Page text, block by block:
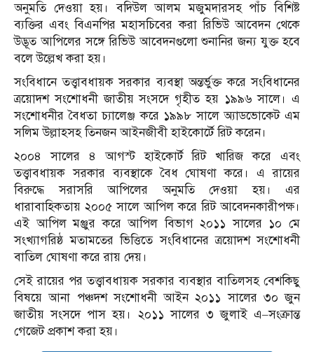
অনুমতি দেওয়া হয়। বদিউল আলম মজুমদারসহ পাঁচ বিশিষ্ট
ব্যক্তির এবং বিএনপির মহাসচিবের করা রিভিউ আবেদন থেকে
উদ্ভূত আপিলের সঙ্গে রিভিউ আবেদনগুলো শুনানির জন্য যুক্ত হবে
বলে উল্লেখ করা হয়।
সংবিধানে তত্ত্বাবধায়ক সরকার ব্যবস্থা অন্তর্ভুক্ত করে সংবিধানের
ত্রয়োদশ সংশোধনী জাতীয় সংসদে গৃহীত হয় ১৯৯৬ সালে। এ
সংশোধনীর বৈধতা চ্যালেঞ্জ করে ১৯৯৮ সালে অ্যাডভোকেট এম
সলিম উল্লাহসহ তিনজন আইনজীবী হাইকোর্টে রিট করেন।
২০০৪ সালের ৪ আগস্ট হাইকোর্ট রিট খারিজ করে এবং
তত্ত্বাবধায়ক সরকার ব্যবস্থাকে বৈধ ঘোষণা করে। এ রায়ের
বিরুদ্ধে সরাসরি আপিলের অনুমতি দেওয়া হয়। এর
ধারাবাহিকতায় ২০০৫ সালে আপিল করে রিট আবেদনকারীপক্ষ।
এই আপিল মঞ্জুর করে আপিল বিভাগ ২০১১ সালের ১০ মে
সংখ্যাগরিষ্ঠ মতামতের ভিত্তিতে সংবিধানের ত্রয়োদশ সংশোধনী
বাতিল ঘোষণা করে রায় দেয়।
সেই রায়ের পর তত্ত্বাবধায়ক সরকার ব্যবস্থার বাতিলসহ বেশকিছু
বিষয়ে আনা পঞ্চদশ সংশোধনী আইন ২০১১ সালের ৩০ জুন
জাতীয় সংসদে পাস হয়। ২০১১ সালের ৩ জুলাই এ–সংক্রান্ত
গেজেট প্রকাশ করা হয়।